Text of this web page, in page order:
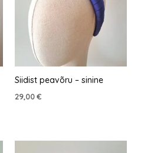
Siidist peavõru – sinine
29,00€